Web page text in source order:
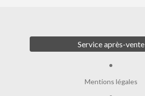
Service après-vente
Mentions légales